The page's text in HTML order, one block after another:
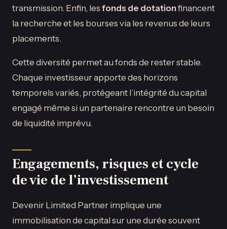
transmission. Enfin, lesfonds de dotationfinancent
la recherche et les bourses via les revenus de leurs
placements.
Cette diversité permet au fonds de rester stable.
Chaque investisseur apporte des horizons
temporels variés, protégeant l’intégrité du capital
engagé même si un partenaire rencontre un besoin
de liquidité imprévu.
Engagements, risques et cycle
de vie de l’investissement
Devenir Limited Partner implique une
immobilisation de capital sur une durée souvent